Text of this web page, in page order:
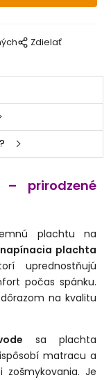
3 dni
3 dni
3 dni
3 dni
Zdielať
prirodzené
plachtu na
plachta
uprednostňujú
počas spánku.
na kvalitu
sa plachta
matracu a
Je